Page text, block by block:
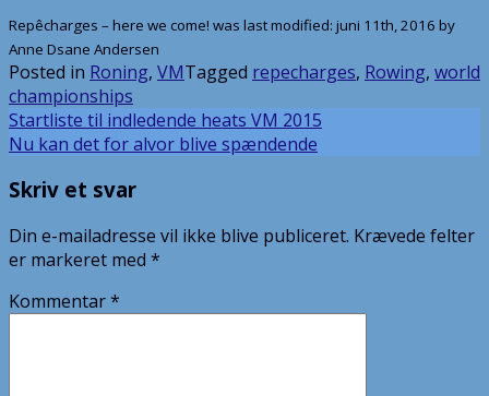
Repêcharges – here we come! was last modified: juni 11th, 2016 by
Anne Dsane Andersen
Posted in Roning, VMTagged repecharges, Rowing, world
championships
Indlægsnavigation
Startliste til indledende heats VM 2015
Nu kan det for alvor blive spændende
Skriv et svar
Din e-mailadresse vil ikke blive publiceret. Krævede felter
er markeret med *
Kommentar*